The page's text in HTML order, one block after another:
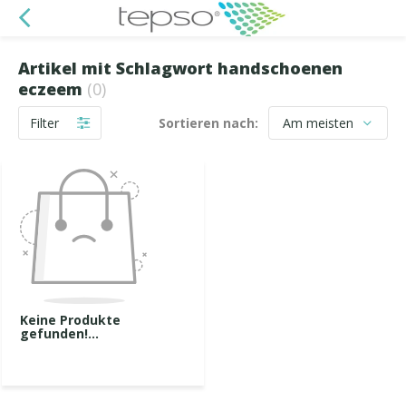
Artikel mit Schlagwort handschoenen
eczeem (0)
Filter Sortieren nach:
Keine Produkte
gefunden!...